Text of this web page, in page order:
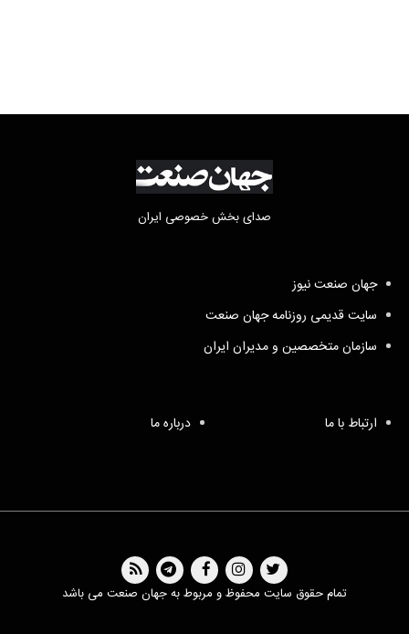
صدای بخش خصوصی ایران
جهان صنعت نیوز
سایت قدیمی روزنامه جهان صنعت
سازمان متخصصین و مدیران ایران
ارتباط با ما درباره ما
تمام حقوق سایت محفوظ و مربوط به جهان صنعت می باشد